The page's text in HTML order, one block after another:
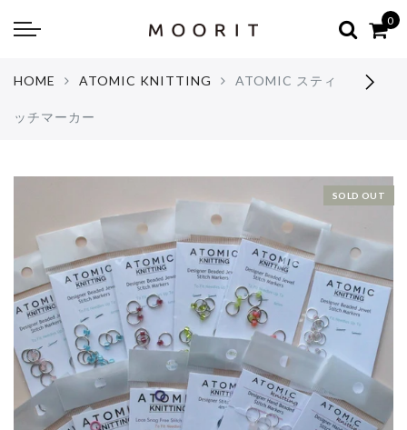
Back
編み物はじめて教室：棒針編
Errata お詫びと訂正
Back
Knitting kit
Patterns & Books
0
HOME ATOMIC KNITTING ATOMIC スティ
ッチマーカー
SOLD OUT